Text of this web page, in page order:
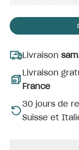
Livraison
Livraison
France
30 jours de
Suisse et